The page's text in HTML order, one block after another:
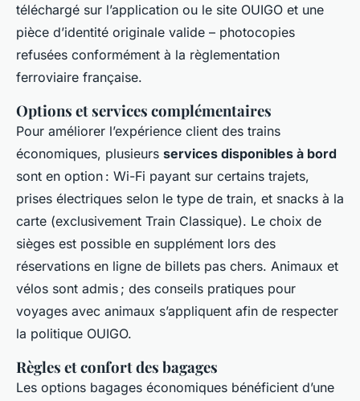
téléchargé sur l’application ou le site OUIGO et une
pièce d’identité originale valide – photocopies
refusées conformément à la règlementation
ferroviaire française.
Options et services complémentaires
Pour améliorer l’expérience client des trains
économiques, plusieurs services disponibles à bord
sont en option : Wi-Fi payant sur certains trajets,
prises électriques selon le type de train, et snacks à la
carte (exclusivement Train Classique). Le choix de
sièges est possible en supplément lors des
réservations en ligne de billets pas chers. Animaux et
vélos sont admis ; des conseils pratiques pour
voyages avec animaux s’appliquent afin de respecter
la politique OUIGO.
Règles et confort des bagages
Les options bagages économiques bénéficient d’une